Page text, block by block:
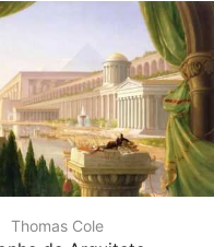
Thomas Cole